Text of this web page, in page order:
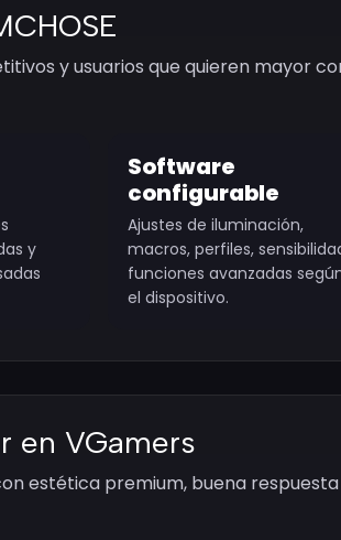
y usuarios que quieren mayor
y
Software
configurable
Ajustes de iluminación,
macros, perfiles,
funciones avanzadas
el dispositivo.
en VGamers
estética premium, buena